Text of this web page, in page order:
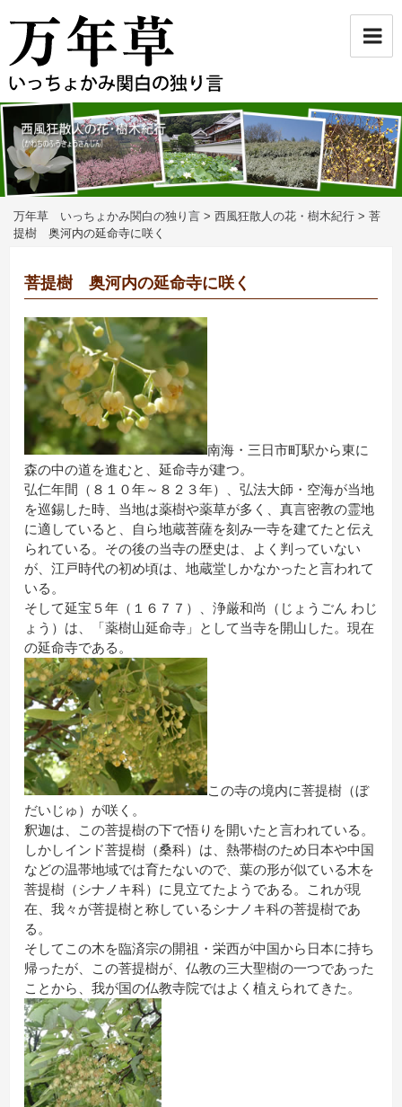
ン
ン
ツ
へ
ス
キ
ッ
プ
万年草 いっちょかみ関白の独り言 > 西風狂散人の花・樹木紀行 > 菩
提樹 奥河内の延命寺に咲く
菩提樹 奥河内の延命寺に咲く
南海・三日市町駅から東に
森の中の道を進むと、延命寺が建つ。
弘仁年間（８１０年～８２３年）、弘法大師・空海が当地
を巡錫した時、当地は薬樹や薬草が多く、真言密教の霊地
に適していると、自ら地蔵菩薩を刻み一寺を建てたと伝え
られている。その後の当寺の歴史は、よく判っていない
が、江戸時代の初め頃は、地蔵堂しかなかったと言われて
いる。
そして延宝５年（１６７７）、浄厳和尚（じょうごん わじ
ょう）は、「薬樹山延命寺」として当寺を開山した。現在
の延命寺である。
この寺の境内に菩提樹（ぼ
だいじゅ）が咲く。
釈迦は、この菩提樹の下で悟りを開いたと言われている。
しかしインド菩提樹（桑科）は、熱帯樹のため日本や中国
などの温帯地域では育たないので、葉の形が似ている木を
菩提樹（シナノキ科）に見立てたようである。これが現
在、我々が菩提樹と称しているシナノキ科の菩提樹であ
る。
そしてこの木を臨済宗の開祖・栄西が中国から日本に持ち
帰ったが、この菩提樹が、仏教の三大聖樹の一つであった
ことから、我が国の仏教寺院ではよく植えられてきた。